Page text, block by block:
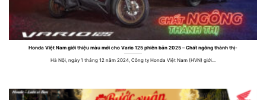
Honda Việt Nam giới thiệu màu mới cho Vario 125 phiên bản 2025 – Chất ngông thành thị-
Hà Nội, ngày 1 tháng 12 năm 2024, Công ty Honda Việt Nam (HVN) giới...